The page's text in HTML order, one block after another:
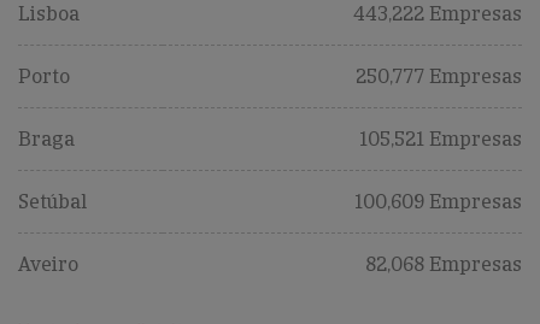
Lisboa 443,222 Empresas
Porto 250,777 Empresas
Braga 105,521 Empresas
Setúbal 100,609 Empresas
Aveiro 82,068 Empresas